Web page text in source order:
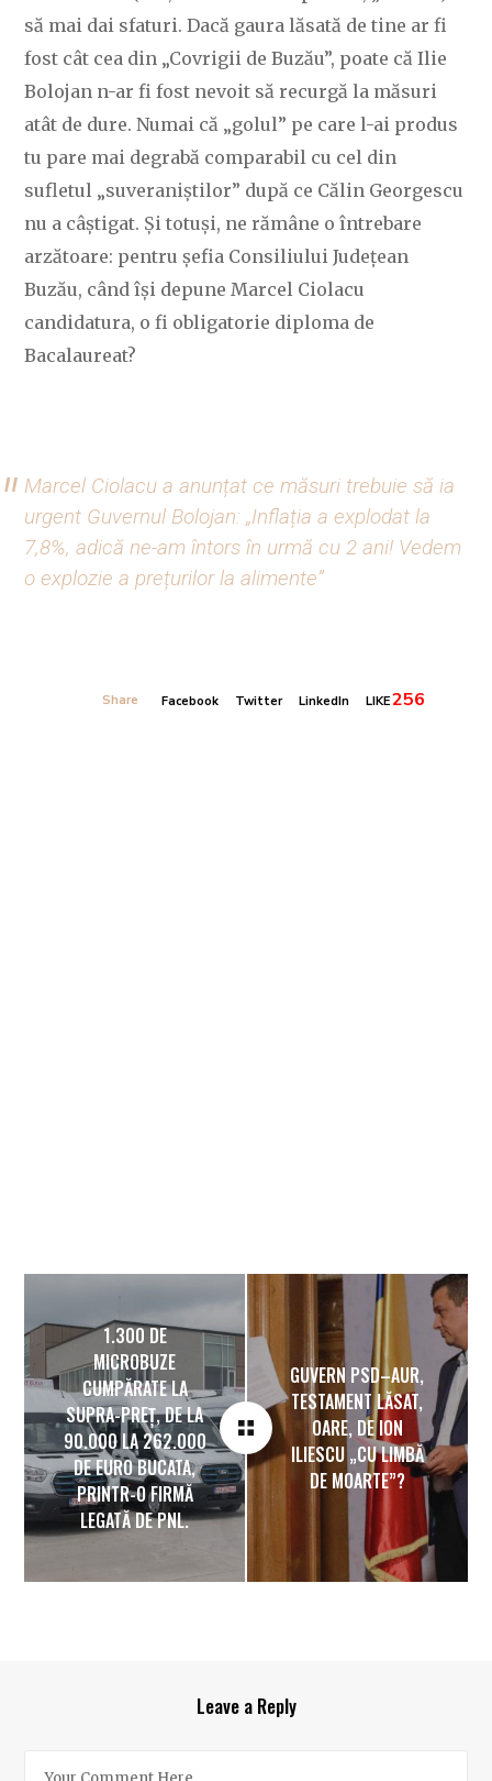
să mai dai sfaturi. Dacă gaura lăsată de tine ar fi
fost cât cea din „Covrigii de Buzău”, poate că Ilie
Bolojan n-ar fi fost nevoit să recurgă la măsuri
atât de dure. Numai că „golul” pe care l-ai produs
tu pare mai degrabă comparabil cu cel din
sufletul „suveraniștilor” după ce Călin Georgescu
nu a câștigat. Și totuși, ne rămâne o întrebare
arzătoare: pentru șefia Consiliului Județean
Buzău, când își depune Marcel Ciolacu
candidatura, o fi obligatorie diploma de
Bacalaureat?
Marcel Ciolacu a anunțat ce măsuri trebuie să ia
urgent Guvernul Bolojan: „Inflația a explodat la
7,8%, adică ne-am întors în urmă cu 2 ani! Vedem
o explozie a prețurilor la alimente”
Share Facebook Twitter LinkedIn LIKE256
1.300 DE
MICROBUZE
CUMPĂRATE LA
SUPRA-PREȚ, DE LA
90.000 LA 262.000
DE EURO BUCATA,
PRINTR-O FIRMĂ
LEGATĂ DE PNL.
GUVERN PSD–AUR,
TESTAMENT LĂSAT,
OARE, DE ION
ILIESCU „CU LIMBĂ
DE MOARTE”?
Leave a Reply